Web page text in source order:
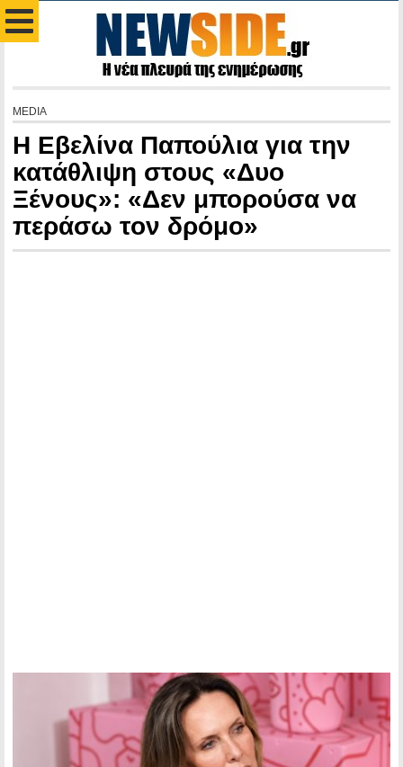
MEDIA
Η Εβελίνα Παπούλια για την
κατάθλιψη στους «Δυο
Ξένους»: «Δεν μπορούσα να
περάσω τον δρόμο»